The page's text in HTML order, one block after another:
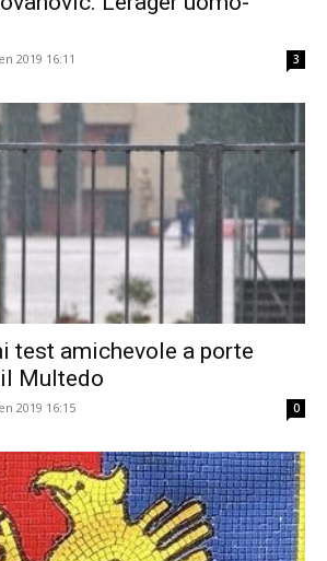
2019 16:11 3
test amichevole a porte
Multedo
2019 16:15 0